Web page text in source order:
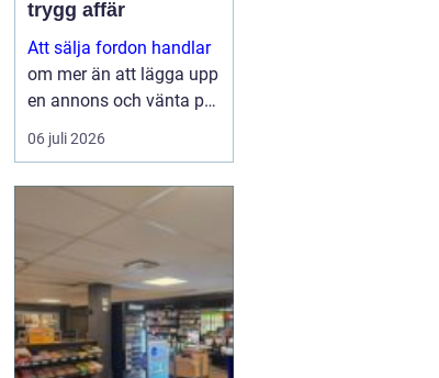
trygg affär
Att sälja fordon handlar
om mer än att lägga upp
en annons och vänta på
svar. Många vill få en
bra peng för bilen,
snöskotern, men lika
viktigt är en säker affär,
snabb betalning oc...
06 juli 2026